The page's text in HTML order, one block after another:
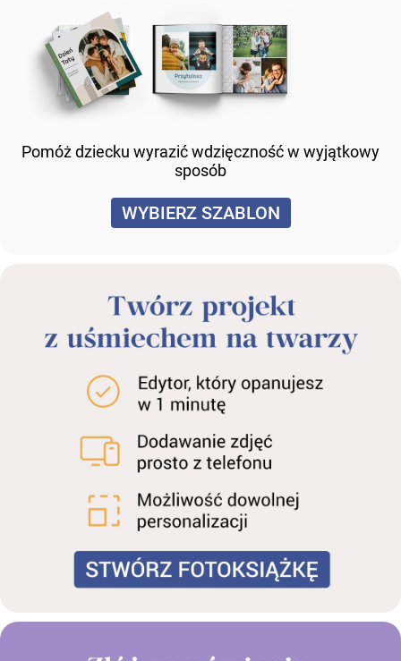
Pomóż dziecku wyrazić wdzięczność w wyjątkowy
sposób
WYBIERZ SZABLON